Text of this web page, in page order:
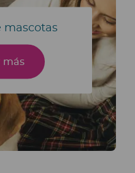
mascotas
más